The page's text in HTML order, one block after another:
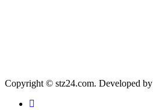
Copyright © stz24.com. Developed by